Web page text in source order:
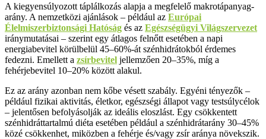
A kiegyensúlyozott táplálkozás alapja a megfelelő makrotápanyag-
arány. A nemzetközi ajánlások – például az Európai
Élelmiszerbiztonsági Hatóság és az Egészségügyi Világszervezet
iránymutatásai – szerint egy átlagos felnőtt esetében a napi
energiabevitel körülbelül 45–60%-át szénhidrátokból érdemes
fedezni. Emellett a zsírbevitel jellemzően 20–35%, míg a
fehérjebevitel 10–20% között alakul.
Ez az arány azonban nem kőbe vésett szabály. Egyéni tényezők –
például fizikai aktivitás, életkor, egészségi állapot vagy testsúlycélok
– jelentősen befolyásolják az ideális eloszlást. Egy csökkentett
szénhidráttartalmú diéta esetében például a szénhidrátarány 30–45%
közé csökkenhet, miközben a fehérje és/vagy zsír aránya növekszik.